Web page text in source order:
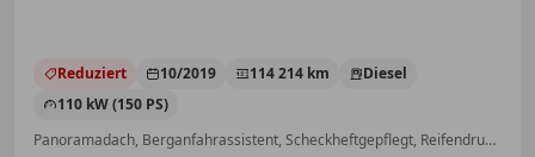
Reduziert 10/2019 114 214 km
Diesel
110 kW (150 PS)
Panoramadach, Berganfahrassistent, Scheckheftgepflegt, Reifendruckkontrollsystem, Spurhalteassistent, Freisprecheinrichtung, Bluetooth, Multifunktionslenkrad